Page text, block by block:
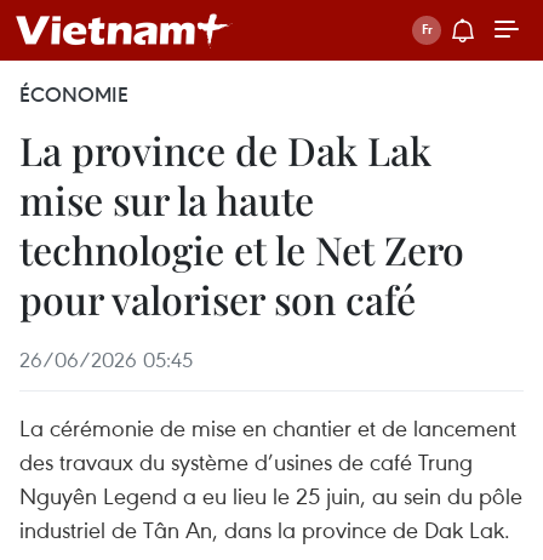
ÉCONOMIE
La province de Dak Lak
mise sur la haute
technologie et le Net Zero
pour valoriser son café
26/06/2026 05:45
La cérémonie de mise en chantier et de lancement
des travaux du système d’usines de café Trung
Nguyên Legend a eu lieu le 25 juin, au sein du pôle
industriel de Tân An, dans la province de Dak Lak.